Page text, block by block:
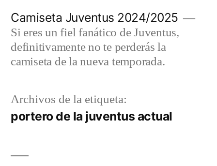
contenido
Camiseta Juventus 2024/2025
Si eres un fiel fanático de Juventus,
definitivamente no te perderás la
camiseta de la nueva temporada.
Archivos de la etiqueta:
portero de la juventus actual